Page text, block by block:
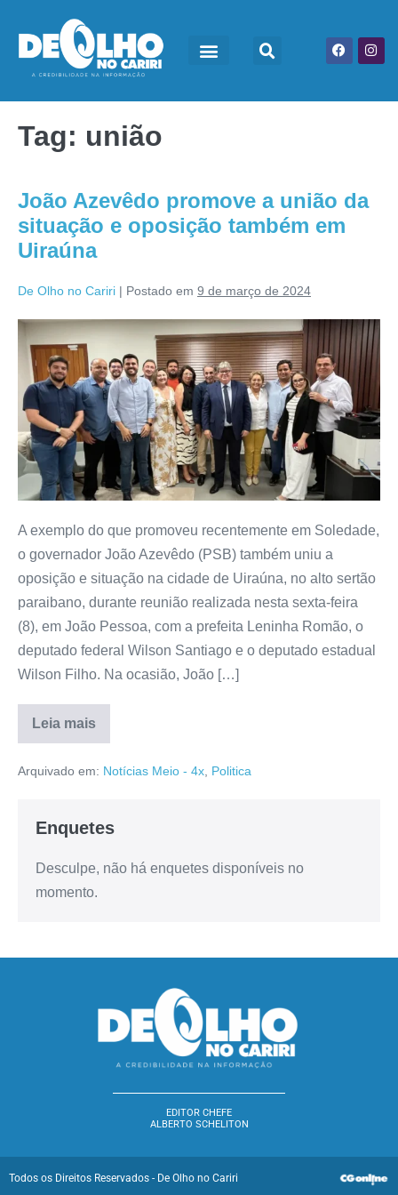
Tag: união
João Azevêdo promove a união da
situação e oposição também em
Uiraúna
De Olho no Cariri | Postado em 9 de março de 2024
A exemplo do que promoveu recentemente em Soledade,
o governador João Azevêdo (PSB) também uniu a
oposição e situação na cidade de Uiraúna, no alto sertão
paraibano, durante reunião realizada nesta sexta-feira
(8), em João Pessoa, com a prefeita Leninha Romão, o
deputado federal Wilson Santiago e o deputado estadual
Wilson Filho. Na ocasião, João […]
Leia mais
Arquivado em: Notícias Meio - 4x Politica
Enquetes
Desculpe, não há enquetes disponíveis no
momento.
EDITOR CHEFE
ALBERTO SCHELITON
Todos os Direitos Reservados - De Olho no Cariri